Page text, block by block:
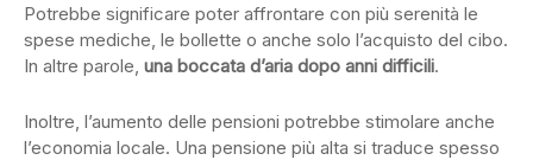
Potrebbe significare poter affrontare con più serenità le
spese mediche, le bollette o anche solo l’acquisto del cibo.
In altre parole, una boccata d’aria dopo anni difficili.
Inoltre, l’aumento delle pensioni potrebbe stimolare anche
l’economia locale. Una pensione più alta si traduce spesso